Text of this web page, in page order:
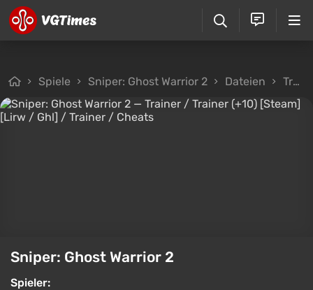
Spiele Sniper: Ghost Warrior 2 Dateien Trainer
Sniper: Ghost Warrior 2
Spieler: